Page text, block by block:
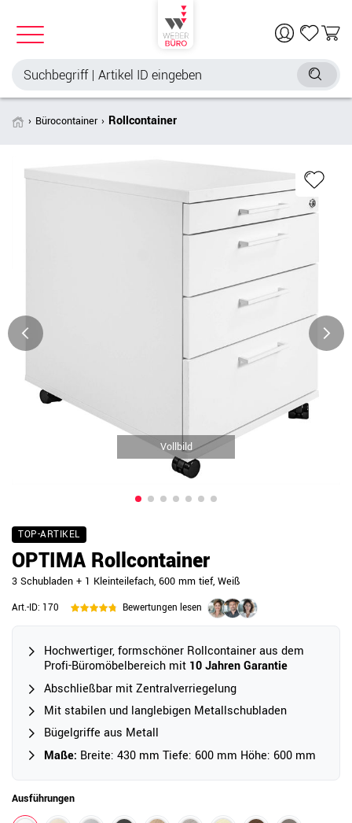
Bürocontainer Rollcontainer
Vollbild
TOP-ARTIKEL
OPTIMA Rollcontainer
3 Schubladen + 1 Kleinteilefach, 600 mm tief, Weiß
Art.-ID: 170 Bewertungen lesen
Hochwertiger, formschöner Rollcontainer aus dem
Profi-Büromöbelbereich mit 10 Jahren Garantie
Abschließbar mit Zentralverriegelung
Mit stabilen und langlebigen Metallschubladen
Bügelgriffe aus Metall
Maße: Breite: 430 mm Tiefe: 600 mm Höhe: 600 mm
Ausführungen